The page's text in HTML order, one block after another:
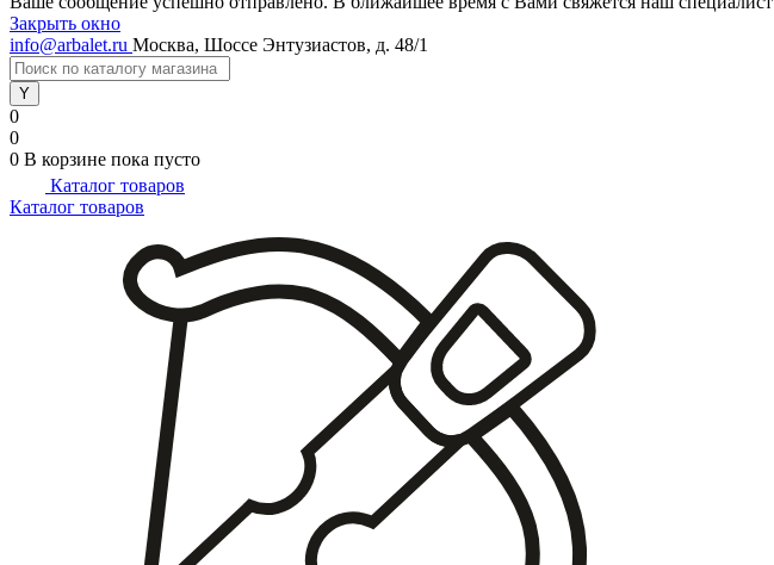
Закрыть окно
info@arbalet.ru Москва, Шоссе Энтузиастов, д. 48/1
0
0
0 В корзине пока пусто
Каталог товаров
Каталог товаров